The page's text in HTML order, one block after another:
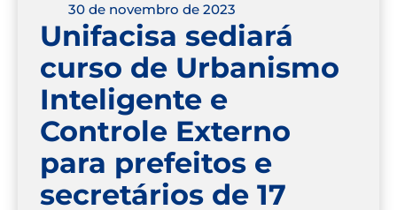
30 de novembro de 2023
Unifacisa sediará
curso de Urbanismo
Inteligente e
Controle Externo
para prefeitos e
secretários de 17